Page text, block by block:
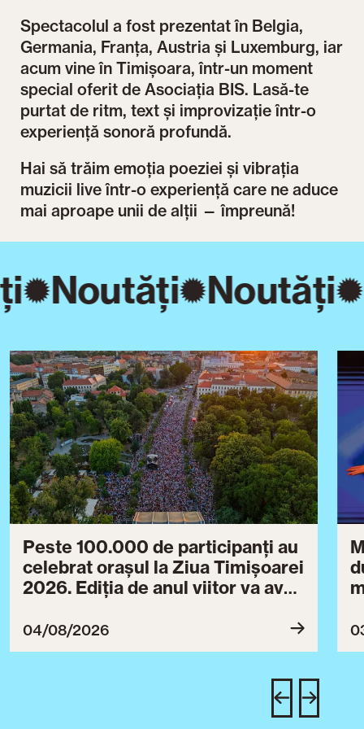
Spectacolul a fost prezentat în Belgia,
Germania, Franța, Austria și Luxemburg, iar
acum vine în Timișoara, într-un moment
special oferit de Asociația BIS. Lasă-te
purtat de ritm, text și improvizație într-o
experiență sonoră profundă.
Hai să trăim emoția poeziei și vibrația
muzicii live într-o experiență care ne aduce
mai aproape unii de alții — împreună!
Noutăți Noutăți
Peste 100.000 de participanți au
celebrat orașul la Ziua Timișoarei
2026. Ediția de anul viitor va avea
04/08/2026